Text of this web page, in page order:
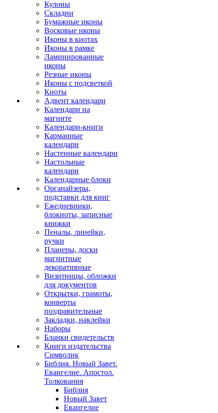
Кулоны
Складни
Бумажные иконы
Восковые иконы
Иконы в киотах
Иконы в рамке
Ламинированные
иконы
Резные иконы
Иконы с подсветкой
Киоты
Адвент календари
Календари на
магните
Календари-книги
Карманные
календари
Настенные календари
Настольные
календари
Календарные блоки
Органайзеры,
подставки для книг
Ежедневники,
блокноты, записные
книжки
Пеналы, линейки,
ручки
Планеры, доски
магнитные
декоративные
Визитницы, обложки
для документов
Открытки, грамоты,
конверты
поздравительные
Закладки, наклейки
Наборы
Бланки свидетельств
Книги издательства
Символик
Библия. Новый Завет.
Евангелие. Апостол.
Толкования
Библия
Новый Завет
Евангелие